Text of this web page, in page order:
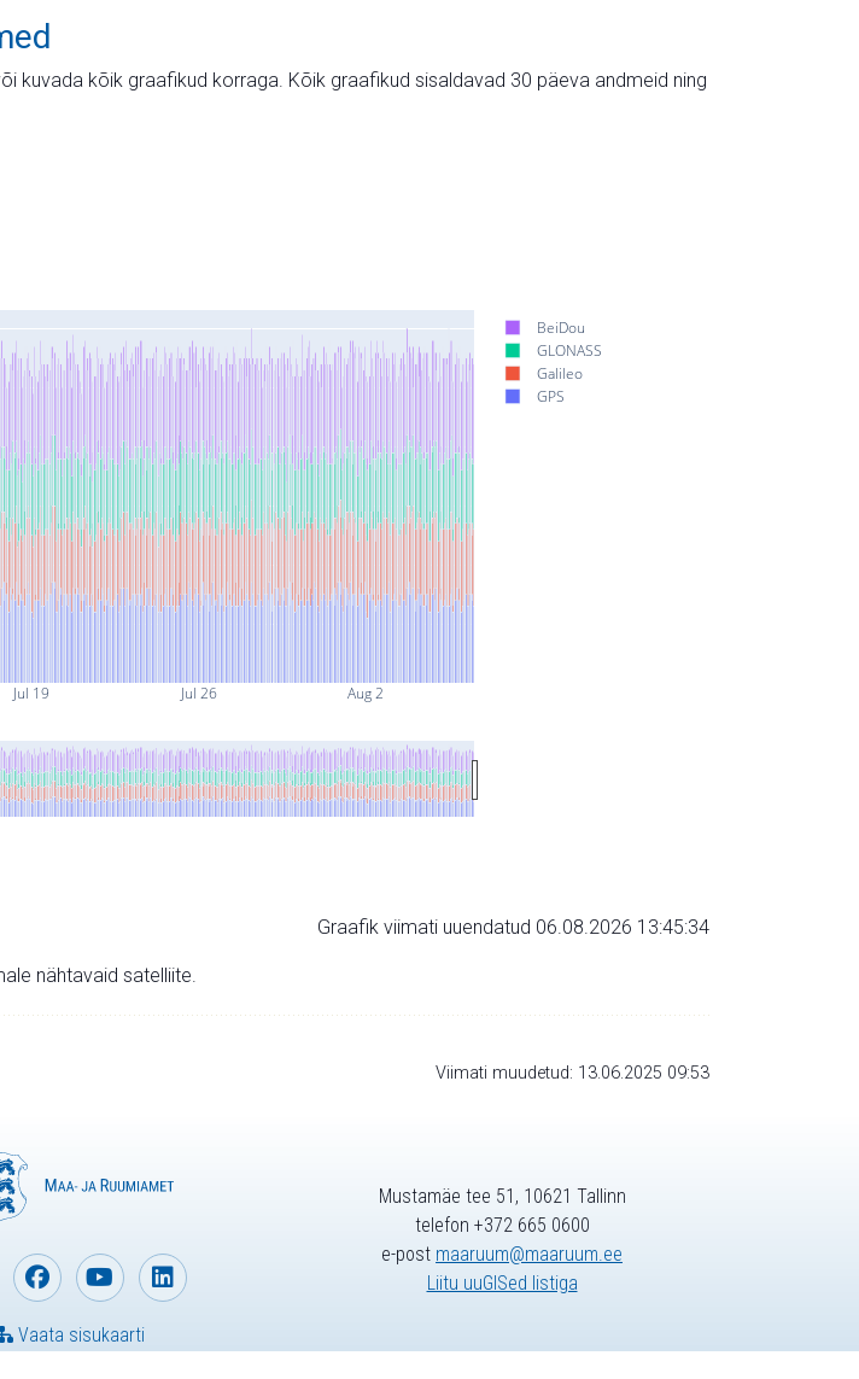
kuvada kõik graafikud korraga. Kõik graafikud sisaldavad 30 päeva andmeid ning
Jul 19 Jul 26 Aug 2
BeiDou
GLONASS
Galileo
GPS
Graafik viimati uuendatud 06.08.2026 13:45:34
nähtavaid satelliite.
Viimati muudetud: 13.06.2025 09:53
Vaata sisukaarti
Mustamäe tee 51, 10621 Tallinn
telefon +372 665 0600
e-post maaruum@maaruum.ee
Liitu uuGISed listiga